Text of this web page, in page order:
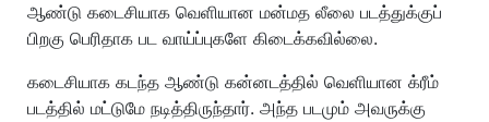
ஆண்டு கடைசியாக வெளியான மன்மத லீலை படத்துக்குப்
பிறகு பெரிதாக பட வாய்ப்புகளே கிடைக்கவில்லை.
கடைசியாக கடந்த ஆண்டு கன்னடத்தில் வெளியான க்ரீம்
படத்தில் மட்டுமே நடித்திருந்தார். அந்த படமும் அவருக்கு